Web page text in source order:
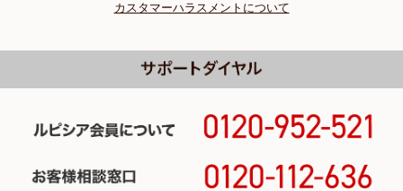
カスタマーハラスメントについて